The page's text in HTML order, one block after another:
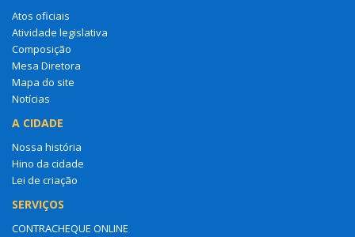
Atos oficiais
Atividade legislativa
Composição
Mesa Diretora
Mapa do site
Notícias
A CIDADE
Nossa história
Hino da cidade
Lei de criação
SERVIÇOS
CONTRACHEQUE ONLINE